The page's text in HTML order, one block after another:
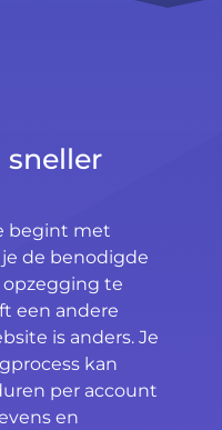
sneller
begint met
de benodigde
te
een andere
is anders. Je
kan
per account
en